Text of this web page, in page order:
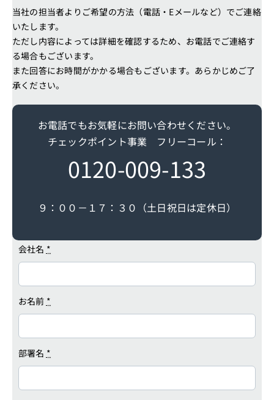
る場合もございます。
また回答にお時間がかかる場合もございます。あらかじめご了
承ください。
お電話でもお気軽にお問い合わせください。
チェックポイント事業 フリーコール：
0120-009-133
９：００－１７：３０（土日祝日は定休日）
会社名
お名前*
部署名*
役職